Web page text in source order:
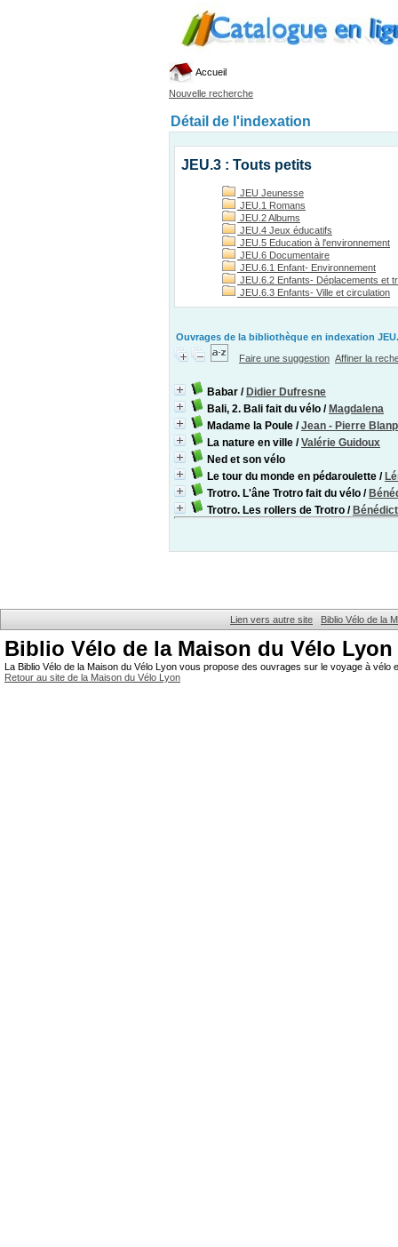
Accueil
Nouvelle recherche
Détail de l'indexation
JEU.3 : Touts petits
JEU Jeunesse
JEU.1 Romans
JEU.2 Albums
JEU.4 Jeux éducatifs
JEU.5 Education à l'environnement
JEU.6 Documentaire
JEU.6.1 Enfant- Environnement
JEU.6.2 Enfants- Déplacements et
JEU.6.3 Enfants- Ville et circulation
Ouvrages de la bibliothèque en indexation
Faire une suggestion Affiner la
Babar / Didier Dufresne
Bali, 2. Bali fait du vélo / Magdalena
Madame la Poule /Jean - Pierre
La nature en ville /Valérie Guidoux
Ned et son vélo
Le tour du monde en pédaroulette /
Trotro. L'âne Trotro fait du vélo /
Trotro. Les rollers de Trotro /
Lien vers autre site Biblio Vélo de la
Biblio Vélo de la Maison du Vélo Lyon
La Biblio Vélo de la Maison du Vélo Lyon vous propose des ouvrages sur le voyage à
Retour au site de la Maison du Vélo Lyon